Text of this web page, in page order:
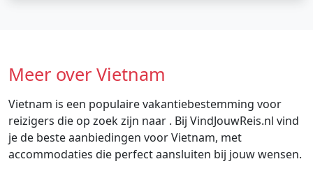
Meer over Vietnam
Vietnam is een populaire vakantiebestemming voor
reizigers die op zoek zijn naar . Bij VindJouwReis.nl vind
je de beste aanbiedingen voor Vietnam, met
accommodaties die perfect aansluiten bij jouw wensen.